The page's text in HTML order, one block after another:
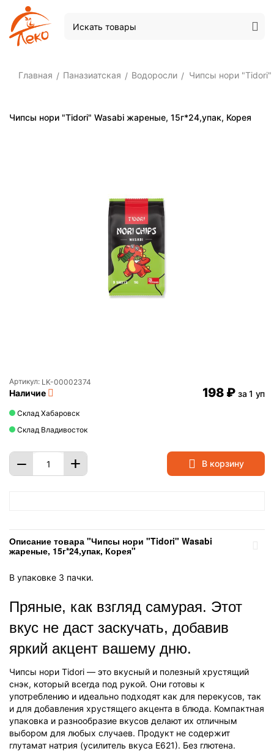
Главная / Паназиатская / Водоросли / Чипсы нори "Tidori"
Чипсы нори "Tidori" Wasabi жареные, 15г*24,упак, Корея
Артикул: LK-00002374
Наличие
Склад Хабаровск
Склад Владивосток
‍198‍ ₽ за 1 уп
+
− В корзину
Описание товара "Чипсы нори "Tidori" Wasabi
жареные, 15г*24,упак, Корея"
В упаковке 3 пачки.
Пряные, как взгляд самурая. Этот
вкус не даст заскучать, добавив
яркий акцент вашему дню.
Чипсы нори Tidori — это вкусный и полезный хрустящий
снэк, который всегда под рукой. Они готовы к
употреблению и идеально подходят как для перекусов, так
и для добавления хрустящего акцента в блюда. Компактная
упаковка и разнообразие вкусов делают их отличным
выбором для любых случаев. Продукт не содержит
глутамат натрия (усилитель вкуса Е621). Без глютена.